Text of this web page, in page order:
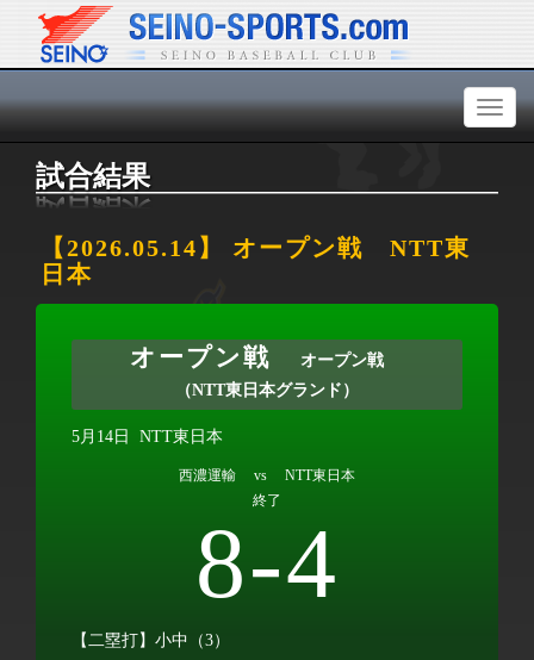
Toggle
試合結果
【2026.05.14】 オープン戦 NTT東
日本
オープン戦
オープン戦
（NTT東日本グランド）
5月14日 NTT東日本
西濃運輸 vs NTT東日本
終了
8-4
【二塁打】小中（3）